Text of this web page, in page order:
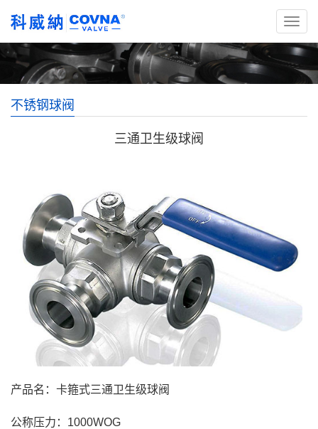
不锈钢球阀
三通卫生级球阀
产品名：卡箍式三通卫生级球阀
公称压力：1000WOG